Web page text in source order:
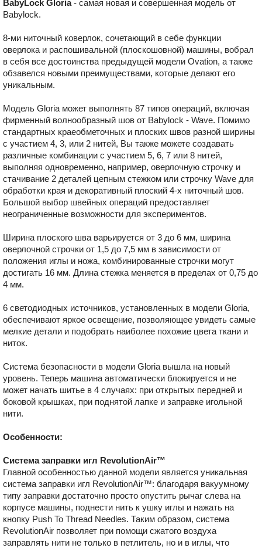
BabyLock Gloria- самая новая и совершенная модель от
Babylock.
8-ми ниточный коверлок, сочетающий в себе функции
оверлока и распошивальной (плоскошовной) машины, вобрал
в себя все достоинства предыдущей модели Ovation, а также
обзавелся новыми преимуществами, которые делают его
уникальным.
Модель Gloria может выполнять 87 типов операций, включая
фирменный волнообразный шов от Babylock - Wave. Помимо
стандартных краеобметочных и плоских швов разной ширины
с участием 4, 3, или 2 нитей, Вы также можете создавать
различные комбинации с участием 5, 6, 7 или 8 нитей,
выполняя одновременно, например, оверлочную строчку и
стачивание 2 деталей цепным стежком или строчку Wave для
обработки края и декоративный плоский 4-х ниточный шов.
Большой выбор швейных операций предоставляет
неограниченные возможности для экспериментов.
Ширина плоского шва варьируется от 3 до 6 мм, ширина
оверлочной строчки от 1,5 до 7,5 мм в зависимости от
положения иглы и ножа, комбинированные строчки могут
достигать 16 мм. Длина стежка меняется в пределах от 0,75 до
4 мм.
6 светодиодных источников, установленных в модели Gloria,
обеспечивают яркое освещение, позволяющее увидеть самые
мелкие детали и подобрать наиболее похожие цвета ткани и
ниток.
Система безопасности в модели Gloria вышла на новый
уровень. Теперь машина автоматически блокируется и не
может начать шитье в 4 случаях: при открытых передней и
боковой крышках, при поднятой лапке и заправке игольной
нити.
Особенности:
Система заправки игл RevolutionAir™
Главной особенностью данной модели является уникальная
система заправки игл RevolutionAir™: благодаря вакуумному
типу заправки достаточно просто опустить рычаг слева на
корпусе машины, поднести нить к ушку иглы и нажать на
кнопку Push To Thread Needles. Таким образом, система
RevolutionAir позволяет при помощи сжатого воздуха
заправлять нити не только в петлитель, но и в иглы, что